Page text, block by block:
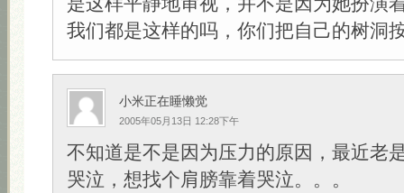
我们都是这样的吗，你们把自己的树洞
小米正在睡懒觉
2005年05月13日 12:28下午
不知道是不是因为压力的原因，最近老
哭泣，想找个肩膀靠着哭泣。。。